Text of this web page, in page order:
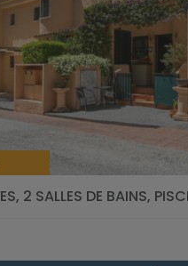
2 SALLES DE BAINS,